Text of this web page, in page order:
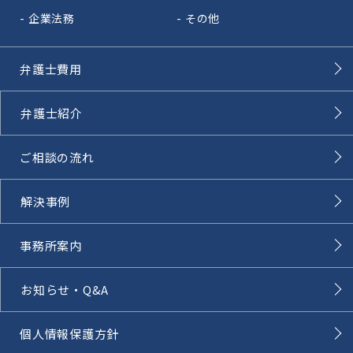
企業法務 その他
弁護士費用
弁護士紹介
ご相談の流れ
解決事例
事務所案内
お知らせ・Q&A
個人情報保護方針